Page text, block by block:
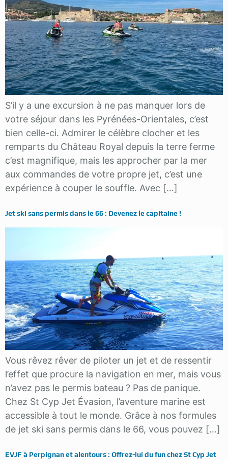
S’il y a une excursion à ne pas manquer lors de
votre séjour dans les Pyrénées-Orientales, c’est
bien celle-ci. Admirer le célèbre clocher et les
remparts du Château Royal depuis la terre ferme
c’est magnifique, mais les approcher par la mer
aux commandes de votre propre jet, c’est une
expérience à couper le souffle. Avec […]
Jet ski sans permis dans le 66 : Devenez le capitaine !
Vous rêvez rêver de piloter un jet et de ressentir
l’effet que procure la navigation en mer, mais vous
n’avez pas le permis bateau ? Pas de panique.
Chez St Cyp Jet Évasion, l’aventure marine est
accessible à tout le monde. Grâce à nos formules
de jet ski sans permis dans le 66, vous pouvez […]
EVJF à Perpignan et alentours : Offrez-lui du fun chez St Cyp Jet